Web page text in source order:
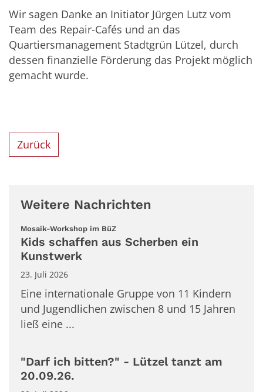
Wir sagen Danke an Initiator Jürgen Lutz vom
Team des Repair-Cafés und an das
Quartiersmanagement Stadtgrün Lützel, durch
dessen finanzielle Förderung das Projekt möglich
gemacht wurde.
Zurück
Weitere Nachrichten
Mosaik-Workshop im BüZ:
Kids schaffen aus Scherben ein
Kunstwerk
23. Juli 2026
Eine internationale Gruppe von 11 Kindern
und Jugendlichen zwischen 8 und 15 Jahren
ließ eine ...
"Darf ich bitten?" - Lützel tanzt am
20.09.26.